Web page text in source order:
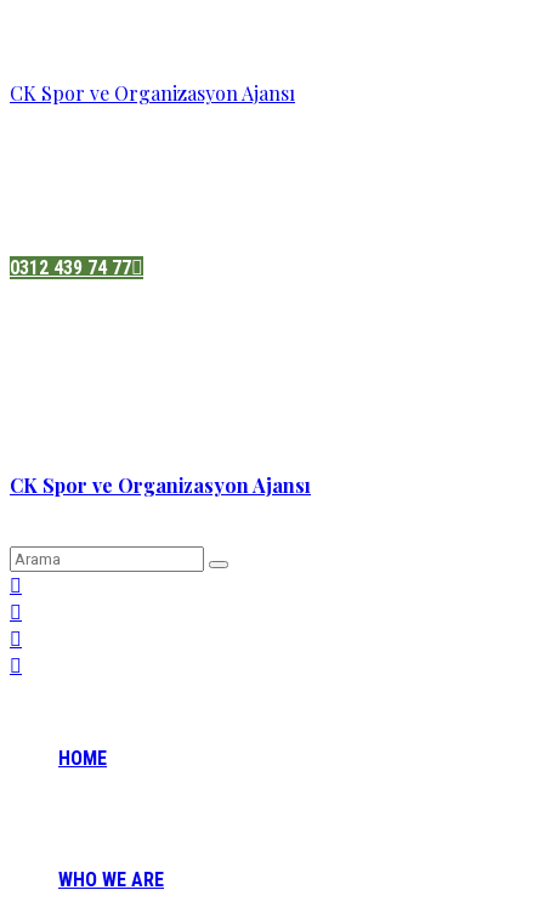
CK Spor ve Organizasyon Ajansı
0312 439 74 77
CK Spor ve Organizasyon Ajansı
HOME
WHO WE ARE